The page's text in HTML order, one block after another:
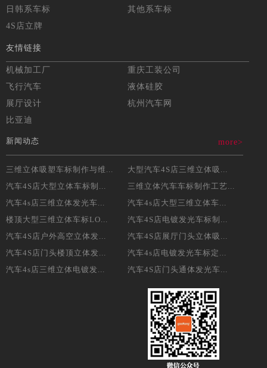
日韩系车标
其他系车标
4S店立牌
友情链接
机械加工厂
重庆工装公司
飞行汽车
液体硅胶
展厅设计
杭州汽车网
比亚迪
新闻动态 more>
三维立体吸塑车标制作与维...
大型汽车4S店三维立体吸...
汽车4S店大型立体车标制...
三维立体汽车车标制作工艺...
汽车4s店三维立体发光车...
汽车4s店大型三维立体车...
楼顶大型三维立体车标LO...
汽车4S店电镀发光车标制...
汽车4S店户外高空立体发...
汽车4S店展厅门头立体吸...
汽车4S店门头楼顶立体发...
汽车4s店电镀发光车标定...
汽车4s店三维立体电镀发...
汽车4S店门头通体发光车...